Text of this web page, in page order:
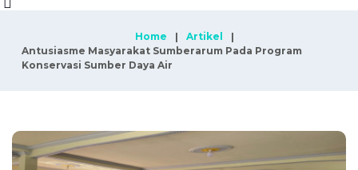
Home
Artikel
Antusiasme Masyarakat Sumberarum Pada Program
Konservasi Sumber Daya Air